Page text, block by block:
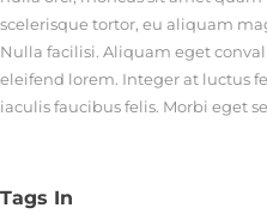
scelerisque tortor, eu aliquam
Nulla facilisi. Aliquam eget
eleifend lorem. Integer at luctus
iaculis faucibus felis. Morbi eget
Tags In